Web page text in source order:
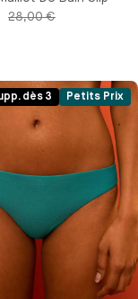
28,00 €
dès 3 Petits Prix